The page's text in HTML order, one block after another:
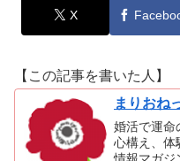
X
【この記事を書いた人】
まりおね
婚活で運命
心構え、体
情報マガジ